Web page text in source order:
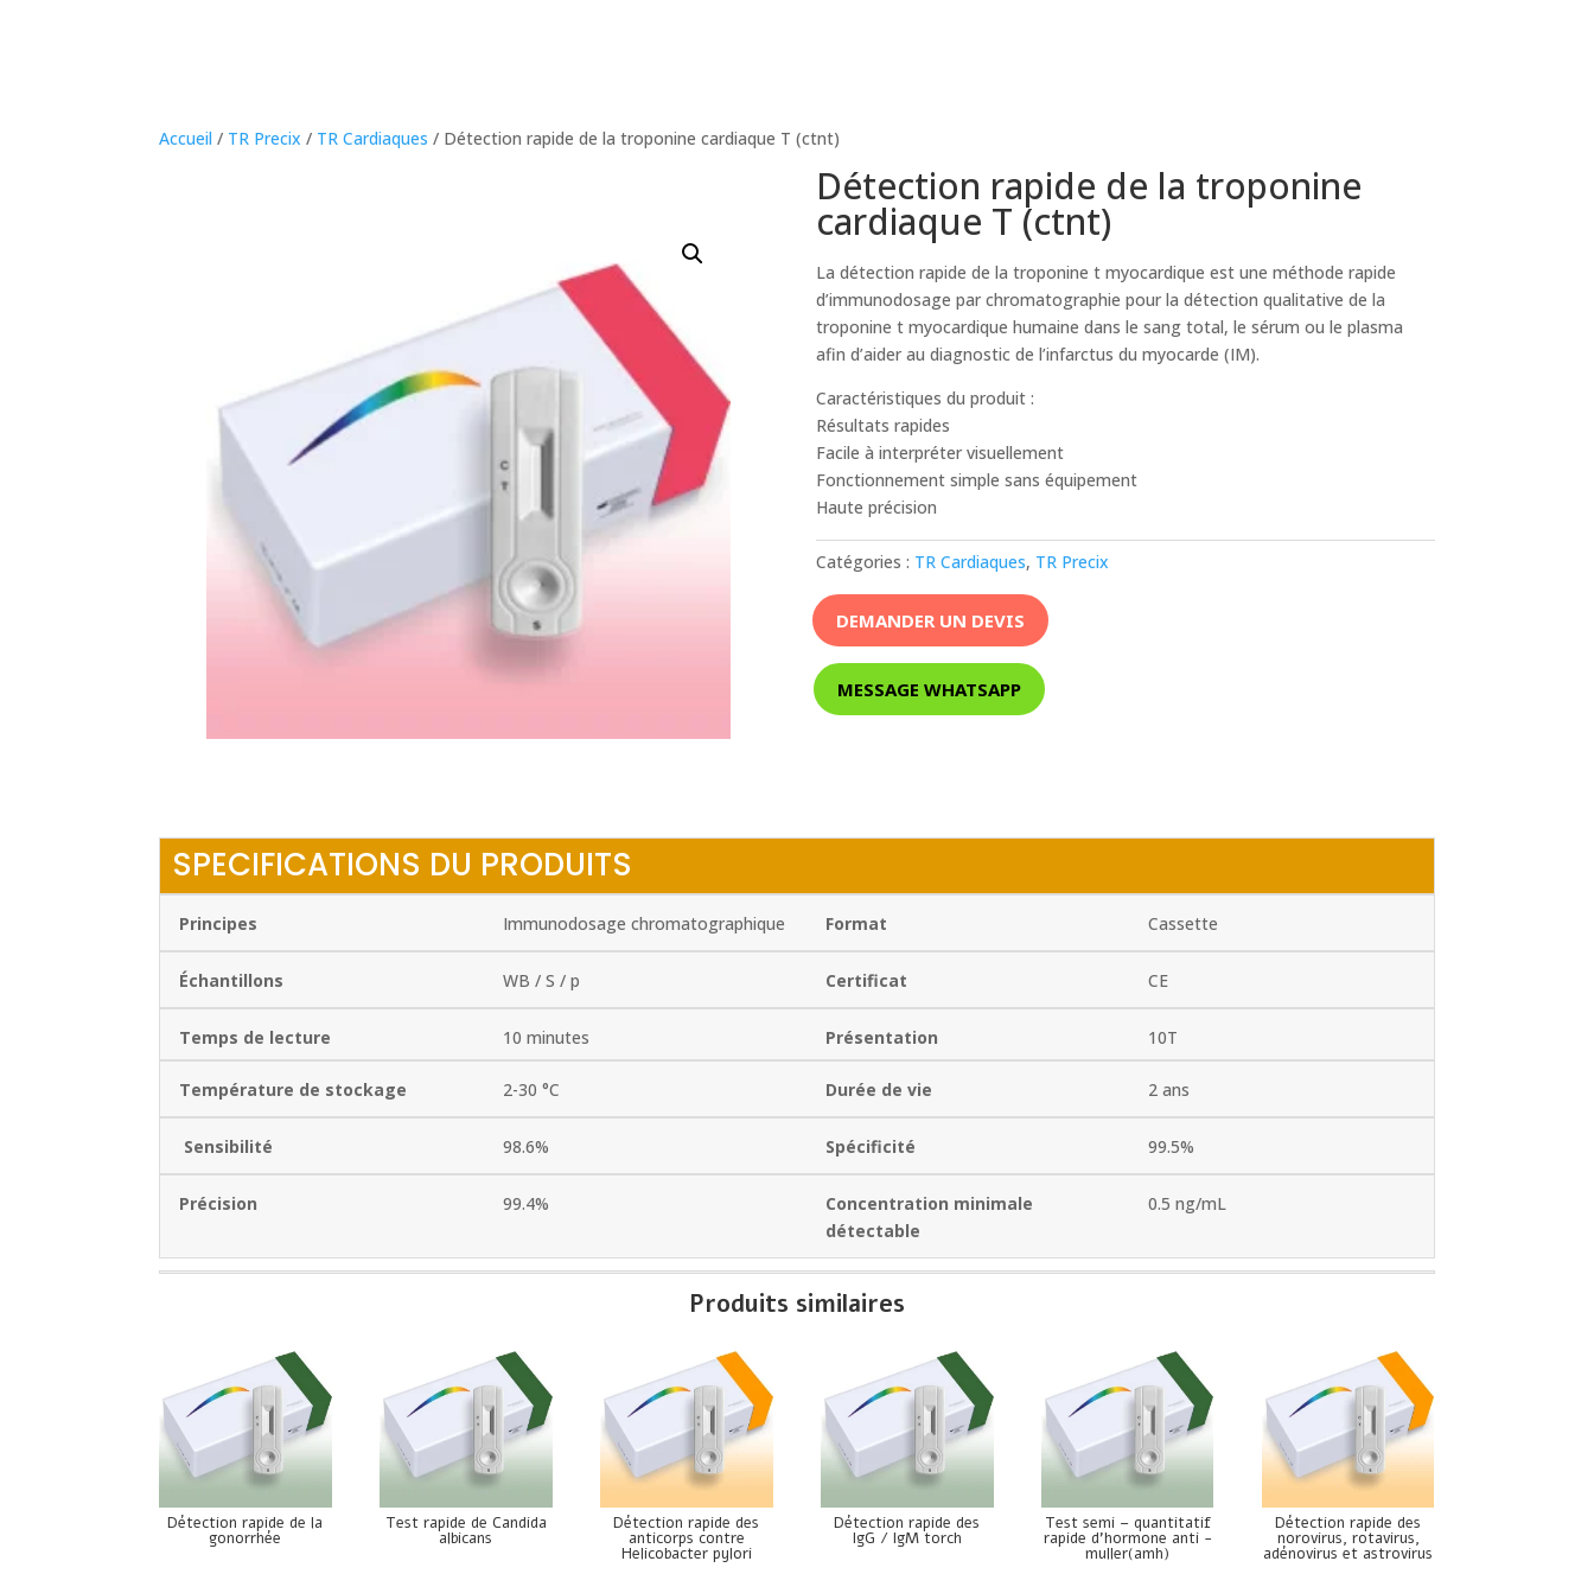
Accueil / TR Precix / TR Cardiaques / Détection rapide de la troponine cardiaque T (ctnt)
Détection rapide de la troponine
cardiaque T (ctnt)
La détection rapide de la troponine t myocardique est une méthode rapide
d’immunodosage par chromatographie pour la détection qualitative de la
troponine t myocardique humaine dans le sang total, le sérum ou le plasma
afin d’aider au diagnostic de l’infarctus du myocarde (IM).
Caractéristiques du produit :
Résultats rapides
Facile à interpréter visuellement
Fonctionnement simple sans équipement
Haute précision
Catégories : TR Cardiaques, TR Precix
DEMANDER UN DEVIS
MESSAGE WHATSAPP
SPECIFICATIONS DU PRODUITS
Principes Immunodosage chromatographique Format Cassette
Échantillons WB / S / p Certificat CE
Temps de lecture 10 minutes Présentation 10T
Température de stockage 2-30 °C Durée de vie 2 ans
Sensibilité 98.6% Spécificité 99.5%
Précision 99.4%
Concentration minimale
détectable
0.5 ng/mL
Produits similaires
Détection rapide de la
gonorrhée
Test rapide de Candida
albicans
Détection rapide des
anticorps contre
Helicobacter pylori
Détection rapide des
IgG / IgM torch
Test semi – quantitatif
rapide d’hormone anti -
muller(amh)
Détection rapide des
norovirus, rotavirus,
adénovirus et astrovirus